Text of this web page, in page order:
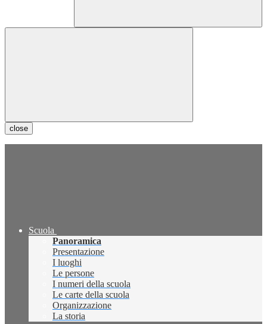
close
Scuola
Panoramica
Presentazione
I luoghi
Le persone
I numeri della scuola
Le carte della scuola
Organizzazione
La storia